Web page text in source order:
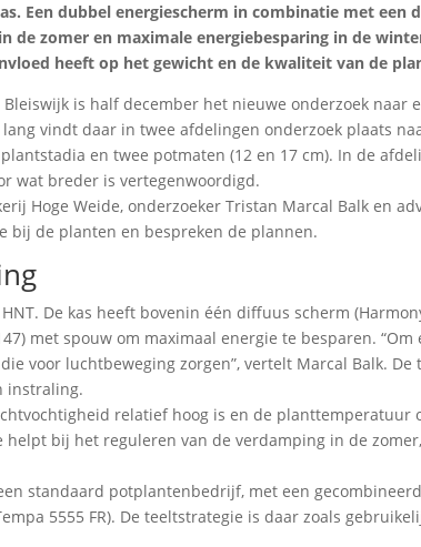
Een dubbel energiescherm in combinatie met een
de zomer en maximale energiebesparing in de
heeft op het gewicht en de kwaliteit van de
is half december het nieuwe onderzoek naar
vindt daar in twee afdelingen onderzoek plaats
en twee potmaten (12 en 17 cm). In de
wat breder is vertegenwoordigd.
Hoge Weide, onderzoeker Tristan Marcal Balk en
bij de planten en bespreken de plannen.
De kas heeft bovenin één diffuus scherm
met spouw om maximaal energie te besparen.
voor luchtbeweging zorgen”, vertelt Marcal Balk.
instraling.
relatief hoog is en de
bij het reguleren van de verdamping in de
standaard potplantenbedrijf, met een
5555 FR). De teeltstrategie is daar zoals